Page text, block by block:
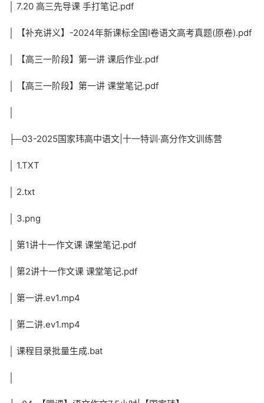
│ 7.20 高三先导课 手打笔记.pdf
│ 【补充讲义】-2024年新课标全国Ⅰ卷语文高考真题(原卷).pdf
│ 【高三一阶段】第一讲 课后作业.pdf
│ 【高三一阶段】第一讲 课堂笔记.pdf
├─03-2025国家玮高中语文|十一特训·高分作文训练营
│ 1.TXT
│ 2.txt
│ 3.png
│ 第1讲十一作文课 课堂笔记.pdf
│ 第2讲十一作文课 课堂笔记.pdf
│ 第一讲.ev1.mp4
│ 第二讲.ev1.mp4
│ 课程目录批量生成.bat